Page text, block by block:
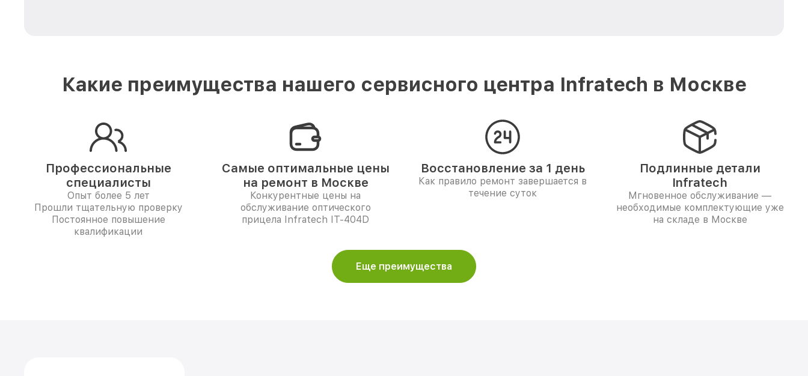
Какие преимущества нашего сервисного центра Infratech в Москве
Профессиональные
специалисты
Опыт более 5 лет
Прошли тщательную проверку
Постоянное повышение
квалификации
Самые оптимальные цены
на ремонт в Москве
Конкурентные цены на
обслуживание оптического
прицела Infratech IT-404D
Восстановление за 1 день
Как правило ремонт завершается в
течение суток
Подлинные детали
Infratech
Мгновенное обслуживание —
необходимые комплектующие уже
на складе в Москве
Еще преимущества